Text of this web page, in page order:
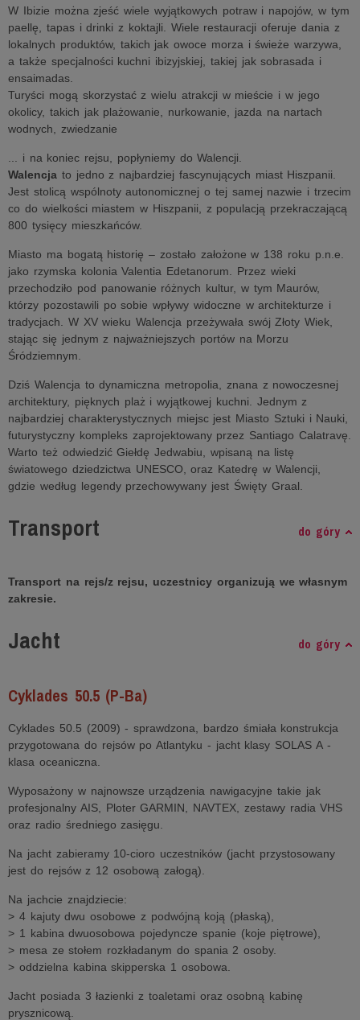
W Ibizie można zjeść wiele wyjątkowych potraw i napojów, w tym
paellę, tapas i drinki z koktajli. Wiele restauracji oferuje dania z
lokalnych produktów, takich jak owoce morza i świeże warzywa,
a także specjalności kuchni ibizyjskiej, takiej jak sobrasada i
ensaimadas.
Turyści mogą skorzystać z wielu atrakcji w mieście i w jego
okolicy, takich jak plażowanie, nurkowanie, jazda na nartach
wodnych, zwiedzanie
... i na koniec rejsu, popłyniemy do Walencji.
Walencja to jedno z najbardziej fascynujących miast Hiszpanii.
Jest stolicą wspólnoty autonomicznej o tej samej nazwie i trzecim
co do wielkości miastem w Hiszpanii, z populacją przekraczającą
800 tysięcy mieszkańców.
Miasto ma bogatą historię – zostało założone w 138 roku p.n.e.
jako rzymska kolonia Valentia Edetanorum. Przez wieki
przechodziło pod panowanie różnych kultur, w tym Maurów,
którzy pozostawili po sobie wpływy widoczne w architekturze i
tradycjach. W XV wieku Walencja przeżywała swój Złoty Wiek,
stając się jednym z najważniejszych portów na Morzu
Śródziemnym.
Dziś Walencja to dynamiczna metropolia, znana z nowoczesnej
architektury, pięknych plaż i wyjątkowej kuchni. Jednym z
najbardziej charakterystycznych miejsc jest Miasto Sztuki i Nauki,
futurystyczny kompleks zaprojektowany przez Santiago Calatravę.
Warto też odwiedzić Giełdę Jedwabiu, wpisaną na listę
światowego dziedzictwa UNESCO, oraz Katedrę w Walencji,
gdzie według legendy przechowywany jest Święty Graal.
Transport do góry
Transport na rejs/z rejsu, uczestnicy organizują we własnym
zakresie.
Jacht do góry
Cyklades 50.5 (P-Ba)
Cyklades 50.5 (2009) - sprawdzona, bardzo śmiała konstrukcja
przygotowana do rejsów po Atlantyku - jacht klasy SOLAS A -
klasa oceaniczna.
Wyposażony w najnowsze urządzenia nawigacyjne takie jak
profesjonalny AIS, Ploter GARMIN, NAVTEX, zestawy radia VHS
oraz radio średniego zasięgu.
Na jacht zabieramy 10-cioro uczestników (jacht przystosowany
jest do rejsów z 12 osobową załogą).
Na jachcie znajdziecie:
> 4 kajuty dwu osobowe z podwójną koją (płaską),
> 1 kabina dwuosobowa pojedyncze spanie (koje piętrowe),
> mesa ze stołem rozkładanym do spania 2 osoby.
> oddzielna kabina skipperska 1 osobowa.
Jacht posiada 3 łazienki z toaletami oraz osobną kabinę
prysznicową.